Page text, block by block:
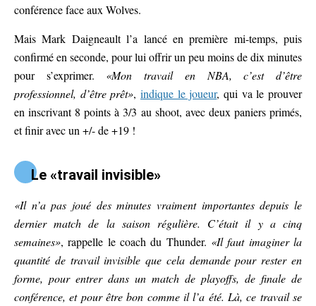
conférence face aux Wolves.
Mais Mark Daigneault l’a lancé en première mi-temps, puis
confirmé en seconde, pour lui offrir un peu moins de dix minutes
pour s’exprimer. «Mon travail en NBA, c’est d’être
professionnel, d’être prêt»,indique le joueur, qui va le prouver
en inscrivant 8 points à 3/3 au shoot, avec deux paniers primés,
et finir avec un +/- de +19 !
Le «travail invisible»
«Il n’a pas joué des minutes vraiment importantes depuis le
dernier match de la saison régulière. C’était il y a cinq
semaines», rappelle le coach du Thunder. «Il faut imaginer la
quantité de travail invisible que cela demande pour rester en
forme, pour entrer dans un match de playoffs, de finale de
conférence, et pour être bon comme il l’a été. Là, ce travail se